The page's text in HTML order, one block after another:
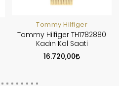
Tommy Hilfiger
Tommy Hilfiger TH1782880
Kadın Kol Saati
16.720,00